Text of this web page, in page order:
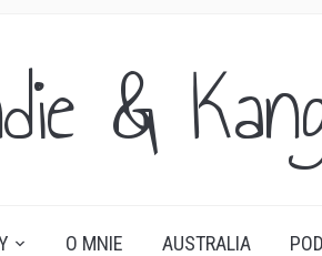
&
O MNIE AUSTRALIA